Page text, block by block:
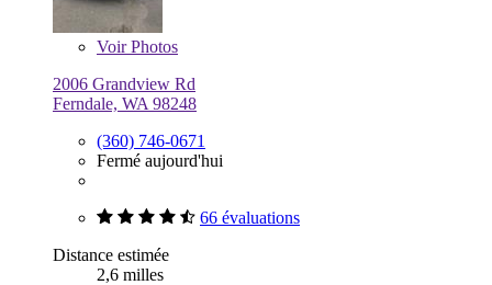
VoirPhotos
2006 Grandview Rd
Ferndale, WA 98248
(360) 746-0671
Fermé aujourd'hui
66 évaluations
Distance estimée
2,6 milles